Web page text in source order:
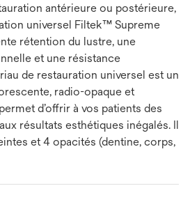
antérieure ou postérieure,
universel Filtek™ Supreme
rétention du lustre, une
et une résistance
de restauration universel est un
radio-opaque et
d’offrir à vos patients des
résultats esthétiques inégalés. Il
et 4 opacités (dentine, corps,